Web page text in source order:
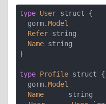
type User struct {
  gorm.
Model
Refer string
Name string
}
type Profile struct {
  gorm.
Model
Name
      string